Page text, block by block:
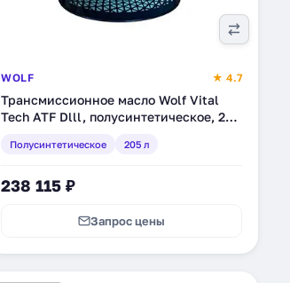
WOLF ★ 4.7
Трансмиссионное масло Wolf Vital
Tech ATF Dlll, полусинтетическое, 205
Полусинтетическое 205 л
238 115 ₽
Запрос цены